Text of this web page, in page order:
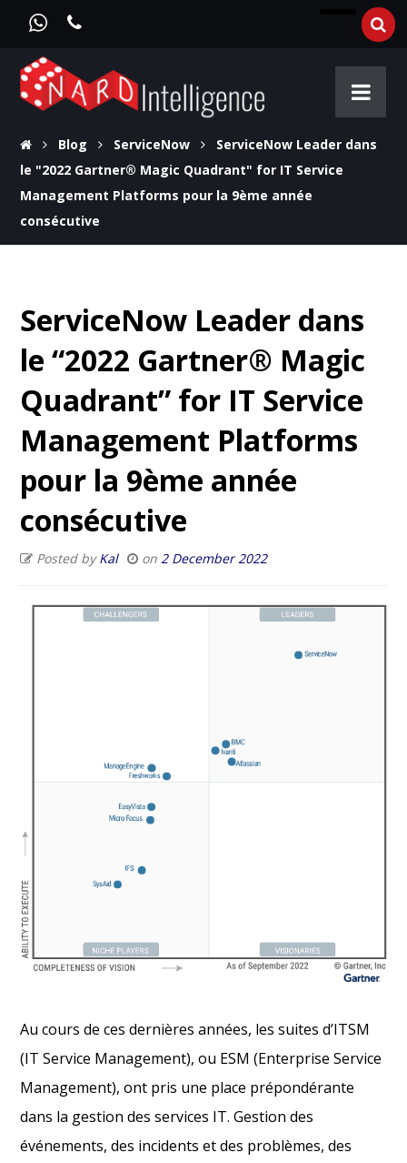
Blog ServiceNow
ServiceNow Leader dans
le "2022 Gartner® Magic Quadrant" for IT Service
Management Platforms pour la 9ème année
consécutive
ServiceNow Leader dans
le “2022 Gartner® Magic
Quadrant” for IT Service
Management Platforms
pour la 9ème année
consécutive
Posted byKal on2 December 2022
Au cours de ces dernières années, les suites d’ITSM
(IT Service Management), ou ESM (Enterprise Service
Management), ont pris une place prépondérante
dans la gestion des services IT. Gestion des
événements, des incidents et des problèmes, des